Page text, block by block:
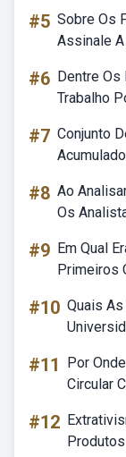
#5 Sobre Os
Assinale
#6 Dentre
Trabalho
#7 Conjunto
#8 Ao
Os
#9 Em Qual
Primeiros
#10 Quais
#11
Por
Circular
#12